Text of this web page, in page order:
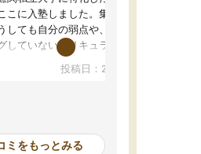
こに入塾しました。集団指導の予備
しても自分の弱点や、志望校対策に
していないカリキュラムに不安を感
ノウハウを蓄積している優秀な東大
導によって、自分の志望校にふさわ
投稿日：2024年02月19日
ミをもっとみる